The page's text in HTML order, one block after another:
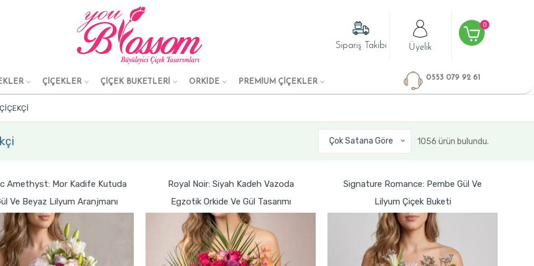
Sipariş Takibi Üyelik
0
ÇİÇEKLER ÇİÇEK BUKETLERİ ORKİDE PREMİUM ÇİÇEKLER
0553 079 92 61
Çok Satana Göre 1056 ürün bulundu.
Amethyst: Mor Kadife Kutuda
Ve Beyaz Lilyum Aranjmanı
Royal Noir: Siyah Kadeh Vazoda
Egzotik Orkide Ve Gül Tasarımı
Signature Romance: Pembe Gül Ve
Lilyum Çiçek Buketi